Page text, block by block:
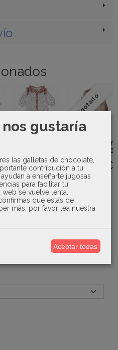
Pijama
pelele niña
Familia...
25,00 €
Agotado
Bolso nevera
beige 4260
13,00 €
gustaría
las galletas de chocolate,
contribución a tu
a enseñarte jugosas
para facilitar tu
se vuelve lenta.
que estás de
más, por favor lea nuestra
Aceptar todas